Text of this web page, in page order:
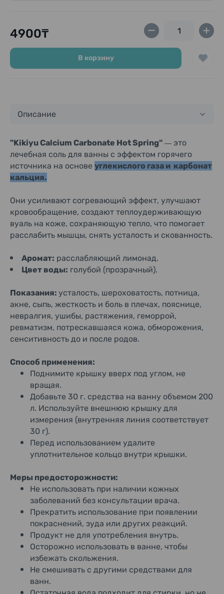
4900₸
В корзину
Описание
"Kikiyu Calcium Carbonate Hot Spring" — это
лечебная соль для ванны с эффектом горячего
источника на основе углекислого газа и карбонат
кальция.
Они усиливают согревающий эффект, улучшают
кровообращение, создают теплоудерживающую
вуаль на коже, сохраняющую тепло, что помогает
расслабить мышцы, снять усталость и скованность.
Аромат: расслабляющий лимонад.
Цвет воды: голубой (прозрачный).
Показания: усталость, шероховатость, потница,
акне, сыпь, жесткость и боль в плечах, пояснице,
невралгия, ушибы, растяжения, геморрой,
ревматизм, потрескавшаяся кожа, обморожения,
сенситивность до и после родов.
Способ применения:
Поднимите крышку вверх под углом, не
вращая.
Добавьте 30 г. средства на ванну объемом 200
л. Используйте внешнюю крышку для
измерения (внутренняя линия соответствует
30 г).
Перед использованием удалите
уплотнительное кольцо внутри крышки.
Меры предосторожности:
Не использовать при наличии кожных
заболеваний без консультации врача.
Прекратить использование при появлении
покраснений, зуда или других реакций.
Продукт не для употребления внутрь.
Осторожно использовать в ванне, чтобы
избежать скольжения.
Не смешивать с другими средствами для
ванн.